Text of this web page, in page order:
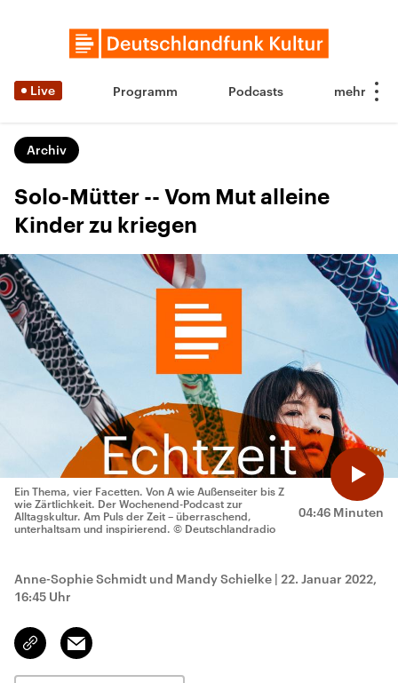
Live Programm Podcasts
Archiv
Solo-Mütter -- Vom Mut alleine
Kinder zu kriegen
04:46 Minuten
Ein Thema, vier Facetten. Von A wie Außenseiter bis Z
wie Zärtlichkeit. Der Wochenend-Podcast zur
Alltagskultur. Am Puls der Zeit – überraschend,
unterhaltsam und inspirierend. © Deutschlandradio
Anne-Sophie Schmidt und Mandy Schielke | 22. Januar 2022,
16:45 Uhr
Link
kopieren/teilen
Email